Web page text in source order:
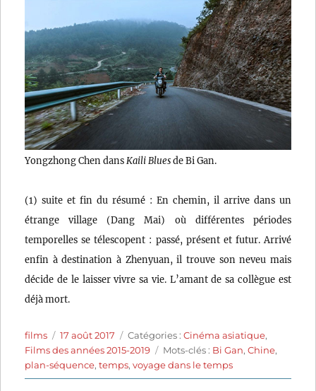
Yongzhong Chen dans Kaili Bluesde Bi Gan.
(1) suite et fin du résumé : En chemin, il arrive dans un
étrange village (Dang Mai) où différentes périodes
temporelles se télescopent : passé, présent et futur. Arrivé
enfin à destination à Zhenyuan, il trouve son neveu mais
décide de le laisser vivre sa vie. L’amant de sa collègue est
déjà mort.
Auteur
films
Publié
le
17 août 2017 Catégories
Catégories :Cinéma asiatique,
Films des années 2015-2019
Étiquettes
Mots-clés : Bi Gan,Chine,
plan-séquence,temps,voyage dans le temps